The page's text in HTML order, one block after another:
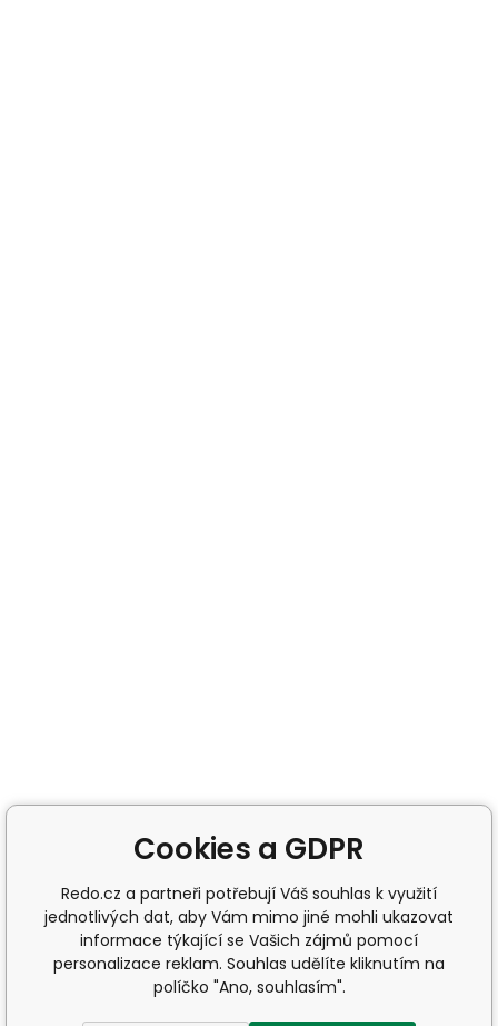
Cookies a GDPR
Redo.cz a partneři potřebují Váš souhlas k využití
jednotlivých dat, aby Vám mimo jiné mohli ukazovat
informace týkající se Vašich zájmů pomocí
personalizace reklam. Souhlas udělíte kliknutím na
políčko "Ano, souhlasím".